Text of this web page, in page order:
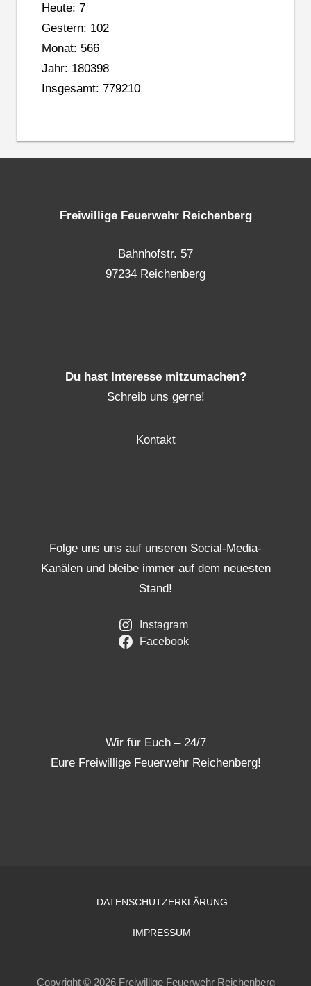
Heute: 7
Gestern: 102
Monat: 566
Jahr: 180398
Insgesamt: 779210
Freiwillige Feuerwehr Reichenberg
Bahnhofstr. 57
97234 Reichenberg
Du hast Interesse mitzumachen?
Schreib uns gerne!
Kontakt
Folge uns uns auf unseren Social-Media-
Kanälen und bleibe immer auf dem neuesten
Stand!
Instagram
Facebook
Wir für Euch – 24/7
Eure Freiwillige Feuerwehr Reichenberg!
DATENSCHUTZERKLÄRUNG
IMPRESSUM
Copyright © 2026 Freiwillige Feuerwehr Reichenberg